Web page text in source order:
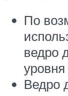
По
ведро
Ведро